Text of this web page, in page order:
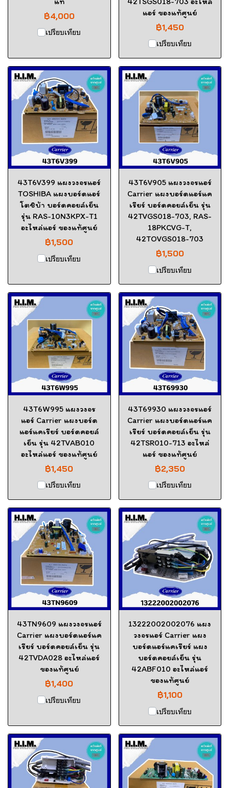
฿4,000
เปรียบเทียบ
แอร์ ของแท้ศูนย์
฿1,450
เปรียบเทียบ
43T6V399 แผงวงจรแอร์
TOSHIBA แผงบอร์ดแอร์
โตชิบ้า บอร์ดคอยล์เย็น
รุ่น RAS-10N3KPX-T1
อะไหล่แอร์ ของแท้ศูนย์
฿1,500
เปรียบเทียบ
43T6V905 แผงวงจรแอร์
Carrier แผงบอร์ดแอร์แค
เรียร์ บอร์ดคอยล์เย็น รุ่น
42TVGS018-703, RAS-
18PKCVG-T,
42TOVGS018-703
฿1,500
เปรียบเทียบ
43T6W995 แผงวงจร
แอร์ Carrier แผงบอร์ด
แอร์แคเรียร์ บอร์ดคอยล์
เย็น รุ่น 42TVAB010
อะไหล่แอร์ ของแท้ศูนย์
฿1,450
เปรียบเทียบ
43T69930 แผงวงจรแอร์
Carrier แผงบอร์ดแอร์แค
เรียร์ บอร์ดคอยล์เย็น รุ่น
42TSR010-713 อะไหล่
แอร์ ของแท้ศูนย์
฿2,350
เปรียบเทียบ
43TN9609 แผงวงจรแอร์
Carrier แผงบอร์ดแอร์แค
เรียร์ บอร์ดคอยล์เย็น รุ่น
42TVDA028 อะไหล่แอร์
ของแท้ศูนย์
฿1,400
เปรียบเทียบ
13222002002076 แผง
วงจรแอร์ Carrier แผง
บอร์ดแอร์แคเรียร์ แผง
บอร์ดคอยล์เย็น รุ่น
42ABF010 อะไหล่แอร์
ของแท้ศูนย์
฿1,100
เปรียบเทียบ